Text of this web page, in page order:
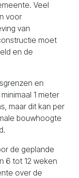
Veel
voor
van
moet
en de
en
1 meter
maar dit kan per
bouwhoogte
de geplande
6 tot 12 weken
over de